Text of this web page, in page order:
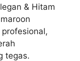
& Hitam
tegas.